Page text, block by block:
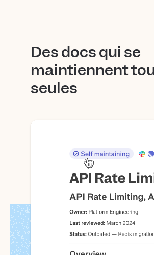
Des docs qui se
maintiennent
seules